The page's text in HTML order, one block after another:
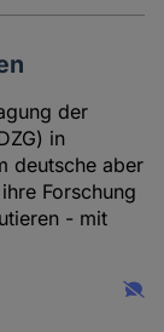
der
in
deutsche aber
Forschung
- mit